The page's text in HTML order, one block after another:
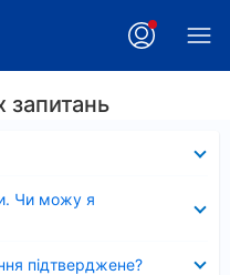
запитань
Чи можу я
підтверджене?